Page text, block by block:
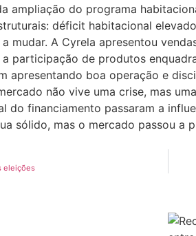
ampliação do programa
déficit habitacional
A Cyrela apresentou
participação de produtos
apresentando boa operação e
não vive uma crise, mas
financiamento passaram a
sólido, mas o mercado passou a
eleições